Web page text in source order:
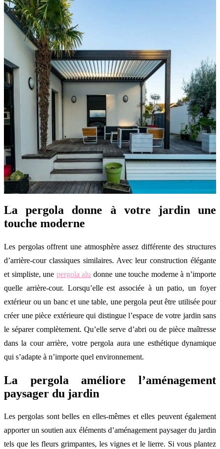
La pergola donne à votre jardin une
touche moderne
Les pergolas offrent une atmosphère assez différente des structures
d’arrière-cour classiques similaires. Avec leur construction élégante
et simpliste, une pergola alu donne une touche moderne à n’importe
quelle arrière-cour. Lorsqu’elle est associée à un patio, un foyer
extérieur ou un banc et une table, une pergola peut être utilisée pour
créer une pièce extérieure qui distingue l’espace de votre jardin sans
le séparer complètement. Qu’elle serve d’abri ou de pièce maîtresse
dans la cour arrière, votre pergola aura une esthétique dynamique
qui s’adapte à n’importe quel environnement.
La pergola améliore l’aménagement
paysager du jardin
Les pergolas sont belles en elles-mêmes et elles peuvent également
apporter un soutien aux éléments d’aménagement paysager du jardin
tels que les fleurs grimpantes, les vignes et le lierre. Si vous plantez